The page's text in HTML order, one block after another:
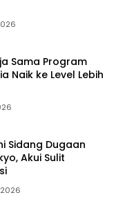
Sama Program
Naik ke Level Lebih
Sidang Dugaan
Akui Sulit